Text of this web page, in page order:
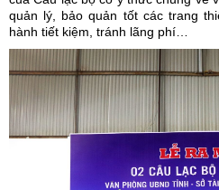
quản lý, bảo quản tốt các trang
hành tiết kiệm, tránh lãng phí…